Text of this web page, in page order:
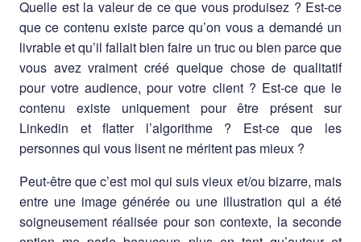
Quelle est la valeur de ce que vous produisez ? Est-ce
que ce contenu existe parce qu’on vous a demandé un
livrable et qu’il fallait bien faire un truc ou bien parce que
vous avez vraiment créé quelque chose de qualitatif
pour votre audience, pour votre client ? Est-ce que le
contenu existe uniquement pour être présent sur
Linkedin et flatter l’algorithme ? Est-ce que les
personnes qui vous lisent ne méritent pas mieux ?
Peut-être que c’est moi qui suis vieux et/ou bizarre, mais
entre une image générée ou une illustration qui a été
soigneusement réalisée pour son contexte, la seconde